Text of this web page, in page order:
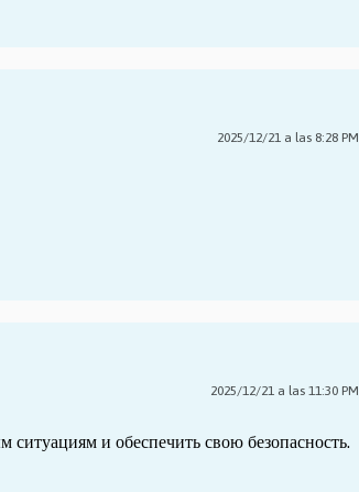
2025/12/21 a las 8:28 PM
2025/12/21 a las 11:30 PM
и обеспечить свою безопасность.